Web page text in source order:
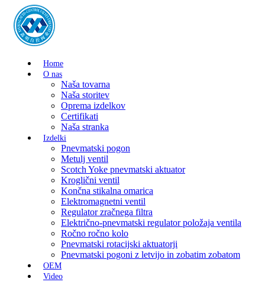
Home
O nas
Naša tovarna
Naša storitev
Oprema izdelkov
Certifikati
Naša stranka
Izdelki
Pnevmatski pogon
Metulj ventil
Scotch Yoke pnevmatski aktuator
Kroglični ventil
Končna stikalna omarica
Elektromagnetni ventil
Regulator zračnega filtra
Električno-pnevmatski regulator položaja ventila
Ročno ročno kolo
Pnevmatski rotacijski aktuatorji
Pnevmatski pogoni z letvijo in zobatim zobatom
OEM
Video